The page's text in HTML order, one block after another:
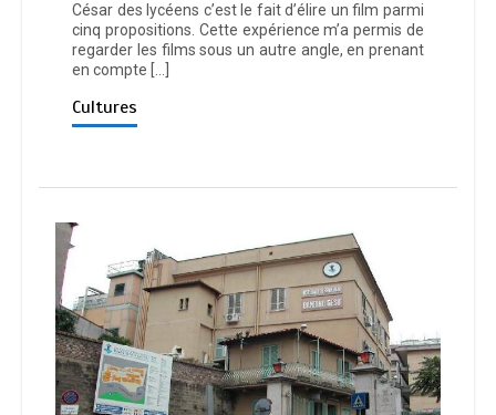
César des lycéens c’est le fait d’élire un film parmi
cinq propositions. Cette expérience m’a permis de
regarder les films sous un autre angle, en prenant
en compte […]
Cultures